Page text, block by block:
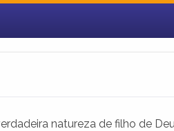
natureza de filho de